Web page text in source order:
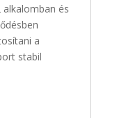
és
a
stabil